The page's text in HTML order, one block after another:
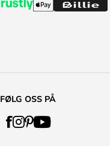
FØLG OSS PÅ